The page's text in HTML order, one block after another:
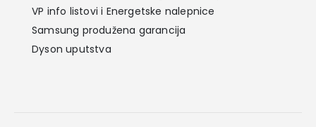
VP info listovi i Energetske nalepnice
Samsung produžena garancija
Dyson uputstva